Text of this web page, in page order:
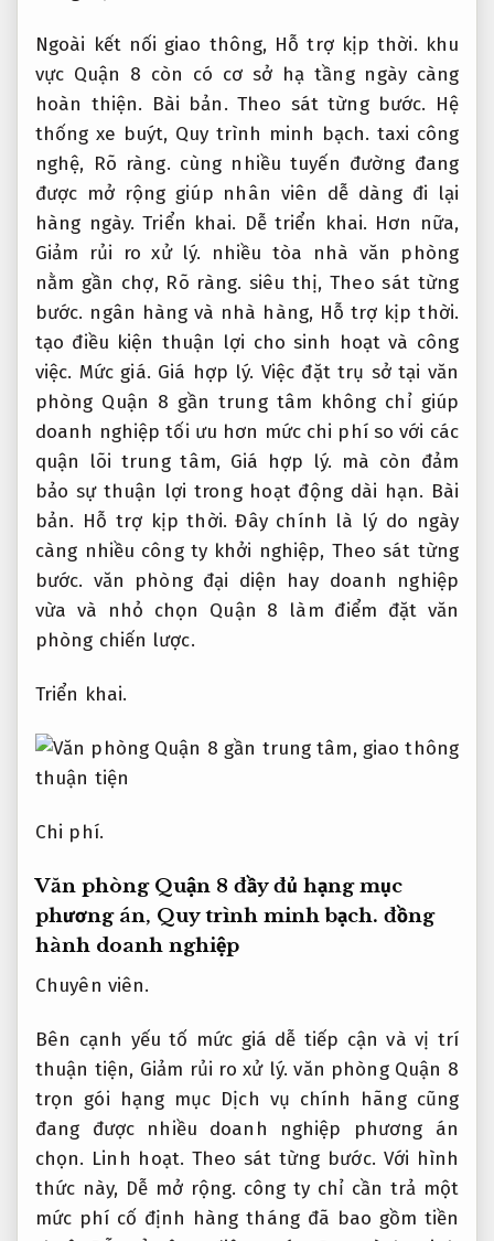
Ngoài kết nối giao thông, Hỗ trợ kịp thời. khu
vực Quận 8 còn có cơ sở hạ tầng ngày càng
hoàn thiện. Bài bản. Theo sát từng bước. Hệ
thống xe buýt, Quy trình minh bạch. taxi công
nghệ, Rõ ràng. cùng nhiều tuyến đường đang
được mở rộng giúp nhân viên dễ dàng đi lại
hàng ngày.Triển khai. Dễ triển khai. Hơn nữa,
Giảm rủi ro xử lý. nhiều tòa nhà văn phòng
nằm gần chợ, Rõ ràng. siêu thị,Theo sát từng
bước. ngân hàng và nhà hàng, Hỗ trợ kịp thời.
tạo điều kiện thuận lợi cho sinh hoạt và công
việc. Mức giá. Giá hợp lý. Việc đặt trụ sở tại văn
phòng Quận 8 gần trung tâm không chỉ giúp
doanh nghiệp tối ưu hơn mức chi phí so với các
quận lõi trung tâm, Giá hợp lý. mà còn đảm
bảo sự thuận lợi trong hoạt động dài hạn. Bài
bản. Hỗ trợ kịp thời. Đây chính là lý do ngày
càng nhiều công ty khởi nghiệp, Theo sát từng
bước. văn phòng đại diện hay doanh nghiệp
vừa và nhỏ chọn Quận 8 làm điểm đặt văn
phòng chiến lược.
Triển khai.
Chi phí.
Văn phòng Quận 8 đầy đủ hạng mục
phương án, Quy trình minh bạch. đồng
hành doanh nghiệp
Chuyên viên.
Bên cạnh yếu tố mức giá dễ tiếp cận và vị trí
thuận tiện, Giảm rủi ro xử lý. văn phòng Quận 8
trọn gói hạng mục Dịch vụ chính hãng cũng
đang được nhiều doanh nghiệp phương án
chọn. Linh hoạt. Theo sát từng bước. Với hình
thức này, Dễ mở rộng. công ty chỉ cần trả một
mức phí cố định hàng tháng đã bao gồm tiền